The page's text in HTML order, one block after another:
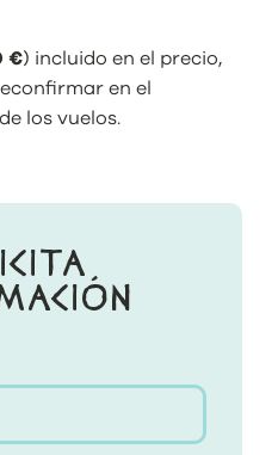
€) incluido en el precio,
en el
los vuelos.